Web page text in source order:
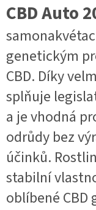
CBD Auto
genetickým
CBD. Díky
splňuje
a je vhodná
odrůdy bez
účinků.
stabilní
oblíbené CBD